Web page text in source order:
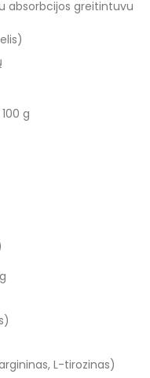
absorbcijos greitintuvu
g
L-tirozinas)